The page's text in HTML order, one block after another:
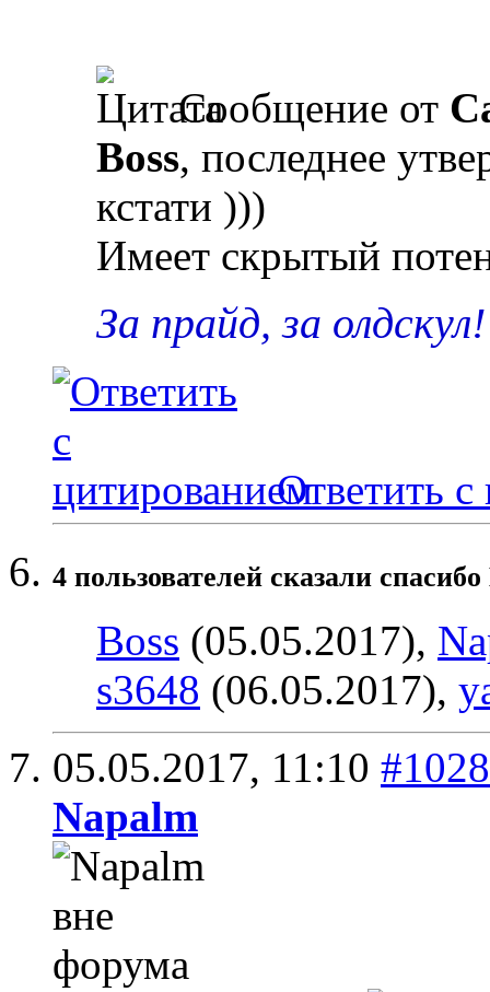
Сообщение от
Boss, последнее
кстати )))
Имеет скрытый
За прайд, за олдскул!
Ответить с
4 пользователей сказали
Boss (05.05.2017),
s3648 (06.05.2017),
05.05.2017, 11:10
Napalm